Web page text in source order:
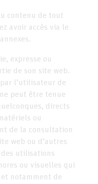
contenu de tout
avoir accès via le
expresse ou
de son site web.
l’utilisateur de
ne peut être tenue
directs
ou
de la consultation
web ou d’autres
utilisations
ou visuelles qui
notamment de